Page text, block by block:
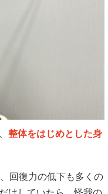
整体をはじめとした身
回復力の低下も多くの